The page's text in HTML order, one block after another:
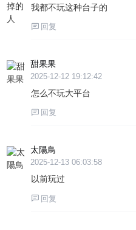
我都不玩这种台子的
回复
甜果果
2025-12-12 19:12:42
怎么不玩大平台
回复
太陽鳥
2025-12-13 06:03:58
以前玩过
回复